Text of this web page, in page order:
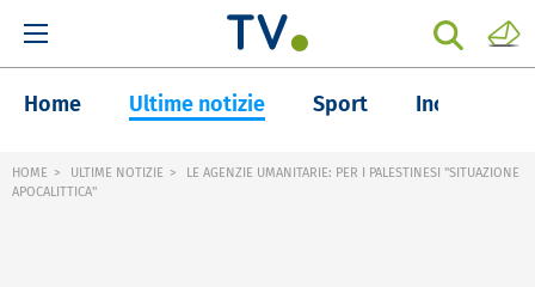
Home Ultime notizie Sport Inchieste
HOME ULTIME NOTIZIE
LE AGENZIE UMANITARIE: PER I PALESTINESI "SITUAZIONE
APOCALITTICA"